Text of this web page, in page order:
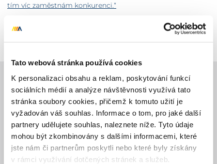
Tato webová stránka používá cookies
K personalizaci obsahu a reklam, poskytování funkcí
sociálních médií a analýze návštěvnosti využívá tato
stránka soubory cookies, přičemž k tomuto užití je
vyžadován váš souhlas. Informace o tom, pro jaké další
partnery udělujete souhlas, naleznete níže. Tyto údaje
mohou být zkombinovány s dalšími informacemi, které
jste nám či partnerům poskytli nebo které byly získány
v rámci využívání dotčených stránek a služeb.
tím víc zaměstnám konkurenci.“
MENU
Služby
Reference
Kariéra